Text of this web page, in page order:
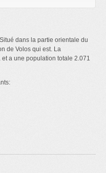
dans la partie orientale du
de Volos qui est. La
a une population totale 2.071